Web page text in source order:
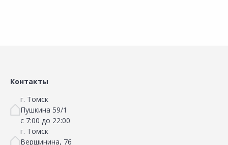
Контакты
г. Томск
Пушкина 59/1
с 7:00 до 22:00
г. Томск
Вершинина, 76